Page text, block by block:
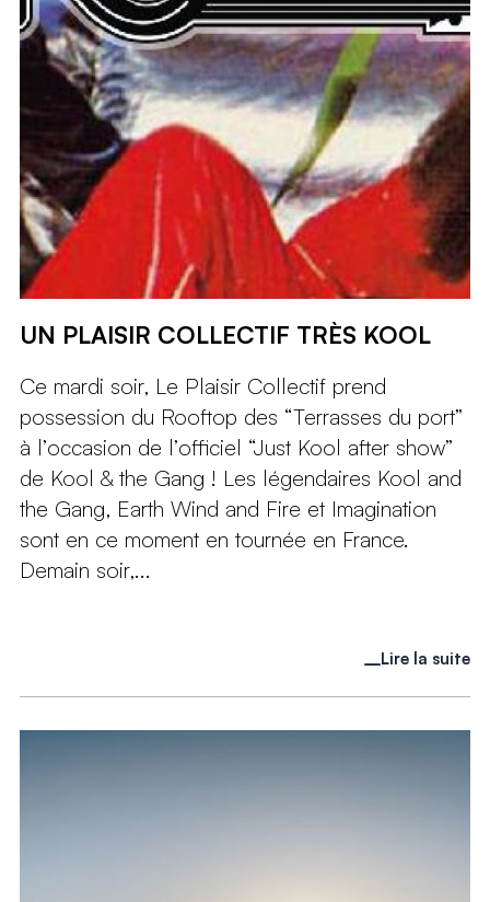
UN PLAISIR COLLECTIF TRÈS KOOL
Ce mardi soir, Le Plaisir Collectif prend
possession du Rooftop des “Terrasses du port”
à l’occasion de l’officiel “Just Kool after show”
de Kool & the Gang ! Les légendaires Kool and
the Gang, Earth Wind and Fire et Imagination
sont en ce moment en tournée en France.
Demain soir,...
Lire la suite